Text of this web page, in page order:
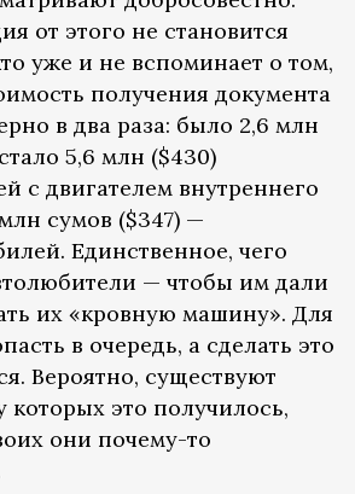
от этого не становится
уже и не вспоминает о том,
получения документа
в два раза: было 2,6 млн
5,6 млн ($430)
с двигателем внутреннего
сумов ($347) —
Единственное, чего
— чтобы им дали
их «кровную машину». Для
в очередь, а сделать это
Вероятно, существуют
которых это получилось,
они почему-то